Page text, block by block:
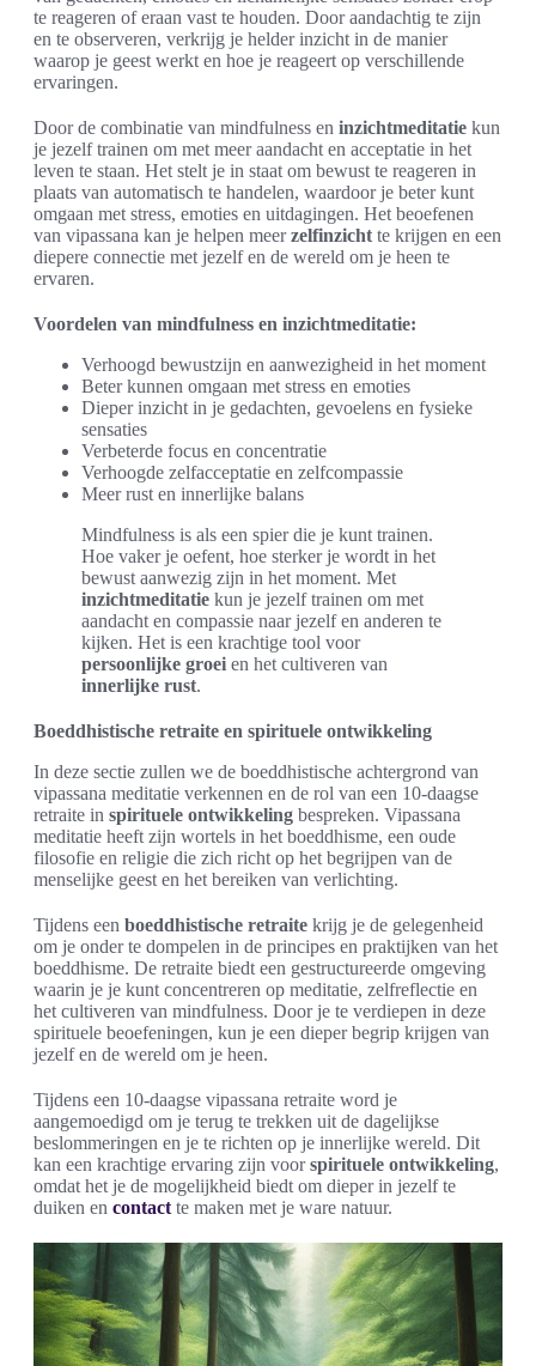
te reageren of eraan vast te houden. Door aandachtig te zijn
en te observeren, verkrijg je helder inzicht in de manier
waarop je geest werkt en hoe je reageert op verschillende
ervaringen.
Door de combinatie van mindfulness en inzichtmeditatie kun
je jezelf trainen om met meer aandacht en acceptatie in het
leven te staan. Het stelt je in staat om bewust te reageren in
plaats van automatisch te handelen, waardoor je beter kunt
omgaan met stress, emoties en uitdagingen. Het beoefenen
van vipassana kan je helpen meerzelfinzicht te krijgen en een
diepere connectie met jezelf en de wereld om je heen te
ervaren.
Voordelen van mindfulness en inzichtmeditatie:
Verhoogd bewustzijn en aanwezigheid in het moment
Beter kunnen omgaan met stress en emoties
Dieper inzicht in je gedachten, gevoelens en fysieke
sensaties
Verbeterde focus en concentratie
Verhoogde zelfacceptatie en zelfcompassie
Meer rust en innerlijke balans
Mindfulness is als een spier die je kunt trainen.
Hoe vaker je oefent, hoe sterker je wordt in het
bewust aanwezig zijn in het moment. Met
inzichtmeditatie kun je jezelf trainen om met
aandacht en compassie naar jezelf en anderen te
kijken. Het is een krachtige tool voor
persoonlijke groei en het cultiveren van
innerlijke rust.
Boeddhistische retraite en spirituele ontwikkeling
In deze sectie zullen we de boeddhistische achtergrond van
vipassana meditatie verkennen en de rol van een 10-daagse
retraite in spirituele ontwikkeling bespreken. Vipassana
meditatie heeft zijn wortels in het boeddhisme, een oude
filosofie en religie die zich richt op het begrijpen van de
menselijke geest en het bereiken van verlichting.
Tijdens een boeddhistische retraite krijg je de gelegenheid
om je onder te dompelen in de principes en praktijken van het
boeddhisme. De retraite biedt een gestructureerde omgeving
waarin je je kunt concentreren op meditatie, zelfreflectie en
het cultiveren van mindfulness. Door je te verdiepen in deze
spirituele beoefeningen, kun je een dieper begrip krijgen van
jezelf en de wereld om je heen.
Tijdens een 10-daagse vipassana retraite word je
aangemoedigd om je terug te trekken uit de dagelijkse
beslommeringen en je te richten op je innerlijke wereld. Dit
kan een krachtige ervaring zijn voorspirituele ontwikkeling,
omdat het je de mogelijkheid biedt om dieper in jezelf te
duiken en contact te maken met je ware natuur.